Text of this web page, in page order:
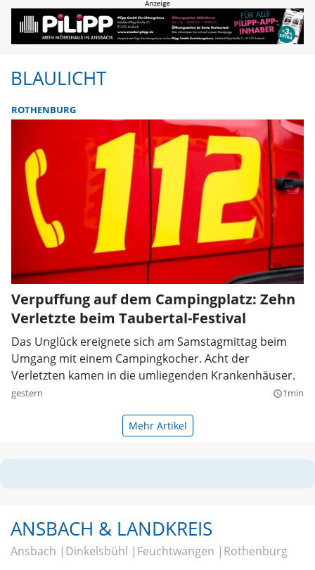
BLAULICHT
ROTHENBURG
Verpuffung auf dem Campingplatz: Zehn
Verletzte beim Taubertal-Festival
Das Unglück ereignete sich am Samstagmittag beim
Umgang mit einem Campingkocher. Acht der
Verletzten kamen in die umliegenden Krankenhäuser.
gestern query_builder1min
Mehr Artikel
ANSBACH & LANDKREIS
Ansbach Dinkelsbühl Feuchtwangen Rothenburg